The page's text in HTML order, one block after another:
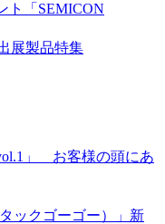
ト「SEMICON
展製品特集
」 お客様の頭にあ
ックゴーゴー）」新